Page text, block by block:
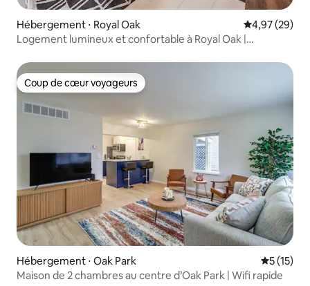
Hébergement ⋅ Royal Oak Évaluation
4,97 (29)
Logement lumineux et confortable à Royal Oak |
Coup de cœur voyageurs
Coup de cœur voyageurs
Hébergement ⋅ Oak Park
5 (15)
Maison de 2 chambres au centre d’Oak Park | Wifi rapide